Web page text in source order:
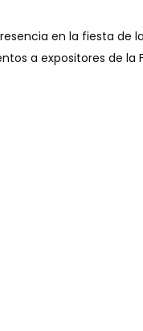
en la fiesta de
a expositores de la